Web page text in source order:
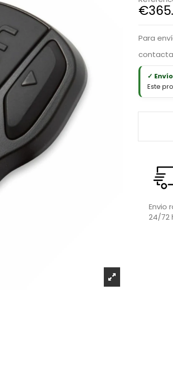
Para
✓
Este
Envio
24/72